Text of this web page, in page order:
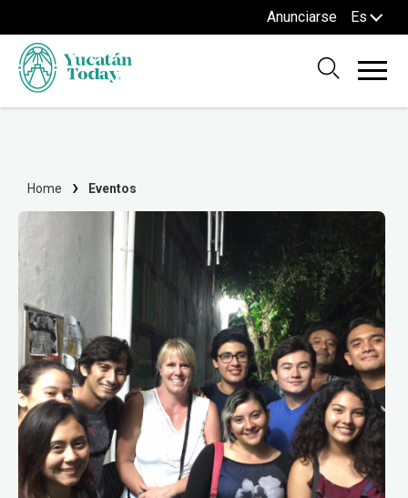
Anunciarse Es
Home Eventos